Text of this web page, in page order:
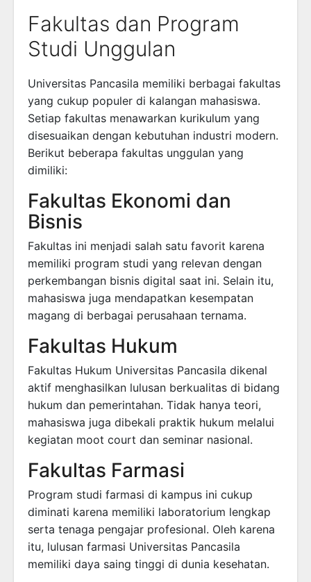
Fakultas dan Program
Studi Unggulan
Universitas Pancasila memiliki berbagai fakultas
yang cukup populer di kalangan mahasiswa.
Setiap fakultas menawarkan kurikulum yang
disesuaikan dengan kebutuhan industri modern.
Berikut beberapa fakultas unggulan yang
dimiliki:
Fakultas Ekonomi dan
Bisnis
Fakultas ini menjadi salah satu favorit karena
memiliki program studi yang relevan dengan
perkembangan bisnis digital saat ini. Selain itu,
mahasiswa juga mendapatkan kesempatan
magang di berbagai perusahaan ternama.
Fakultas Hukum
Fakultas Hukum Universitas Pancasila dikenal
aktif menghasilkan lulusan berkualitas di bidang
hukum dan pemerintahan. Tidak hanya teori,
mahasiswa juga dibekali praktik hukum melalui
kegiatan moot court dan seminar nasional.
Fakultas Farmasi
Program studi farmasi di kampus ini cukup
diminati karena memiliki laboratorium lengkap
serta tenaga pengajar profesional. Oleh karena
itu, lulusan farmasi Universitas Pancasila
memiliki daya saing tinggi di dunia kesehatan.